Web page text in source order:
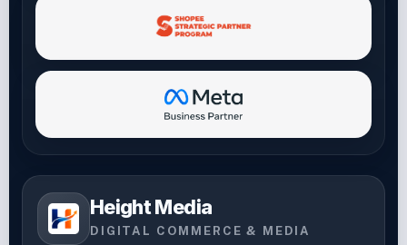
Height Media
DIGITAL COMMERCE & MEDIA